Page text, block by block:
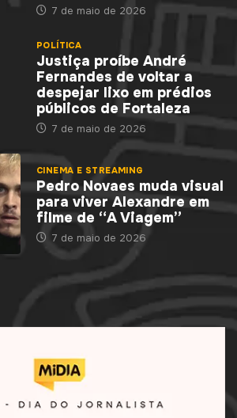
7 de maio de 2026
POLÍTICA
Justiça proíbe André
Fernandes de voltar a
despejar lixo em prédios
públicos de Fortaleza
7 de maio de 2026
CINEMA E STREAMING
Pedro Novaes muda visual
para viver Alexandre em
filme de “A Viagem”
7 de maio de 2026